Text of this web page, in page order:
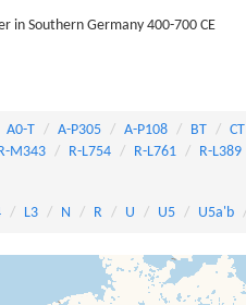
in Southern Germany 400-700 CE
A0-T A-P305 A-P108 BT CT
M343 R-L754 R-L761 R-L389
L3 N R U U5 U5a'b